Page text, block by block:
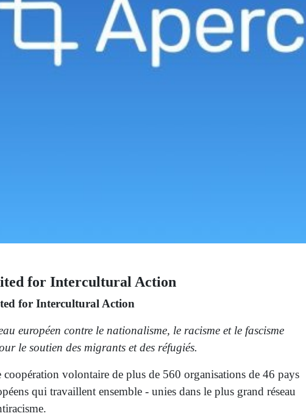
for Intercultural Action
for Intercultural Action
européen contre le nationalisme, le racisme et le fascisme
le soutien des migrants et des réfugiés.
coopération volontaire de plus de 560 organisations de 46 pays
qui travaillent ensemble - unies dans le plus grand réseau